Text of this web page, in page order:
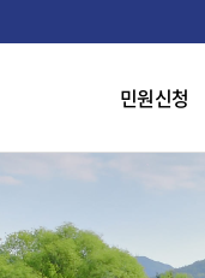
민원신청